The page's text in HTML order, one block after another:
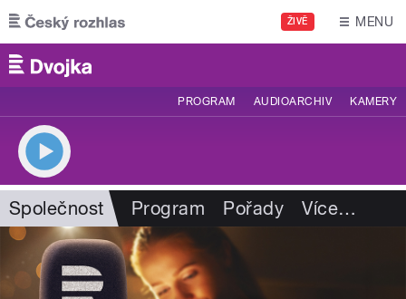
Přejít k hlavnímu obsahu
ŽIVĚ MENU
PROGRAM AUDIOARCHIV KAMERY
Společnost Program Pořady Více…